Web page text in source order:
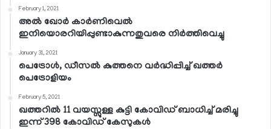
February 1, 2021
അല്‍ ഖോര്‍ കാര്‍ണിവെല്‍
ഇനിയൊരറിയിപ്പുണ്ടാകുന്നതുവരെ നിര്‍ത്തിവെച്ചു
January 31, 2021
പെട്രോള്‍, ഡീസല്‍ കുത്തനെ വര്‍ദ്ധിപ്പിച്ച് ഖത്തര്‍
പെട്രോളിയം
February 5, 2021
ഖത്തറില്‍ 11 വയസ്സുള്ള കുട്ടി കോവിഡ് ബാധിച്ച് മരിച്ചു
ഇന്ന് 398 കോവിഡ് കേസുകള്‍